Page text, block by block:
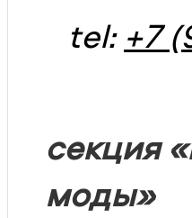
tel: +7
секция
моды»